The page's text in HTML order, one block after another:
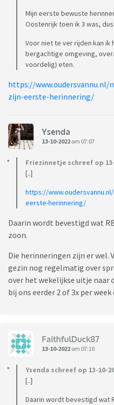
Mijn eerste bewuste
Oostenrijk toen ik 3 was,
Voor niet te ver rijden kan ik
bergachtige omgeving,
voordelig) eten.
https://www.oudersvannu.nl/
zijn-eerste-herinnering/
Ysenda
13-10-2022 om 07:07
Friezinnetje schreef op 13-
[..]
https://
eerste-herinnering/
Daarin wordt bevestigd wat
zoon.
Die herinneringen zijn er wel.
gezin nog regelmatig over
over het wekelijkse uitje naar
bij ons eerder 2 of 3x per
FaithfulDuck87
13-10-2022 om 07:10
Ysenda schreef op 13-10-
[..]
Daarin wordt bevestigd wat